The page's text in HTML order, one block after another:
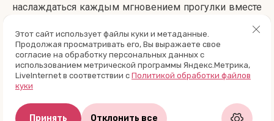
наслаждаться каждым мгновением прогулки вместе
Эти мгновения бесценны. Радуйте себя.
Приятных прогулок!
Этот сайт использует файлы куки и метаданные.
Продолжая просматривать его, Вы выражаете свое
согласие на обработку персональных данных с
использованием метрической программы Яндекс.Метрика,
LiveInternet в соответствии с Политикой обработки файлов
куки
Принять Отклонить все